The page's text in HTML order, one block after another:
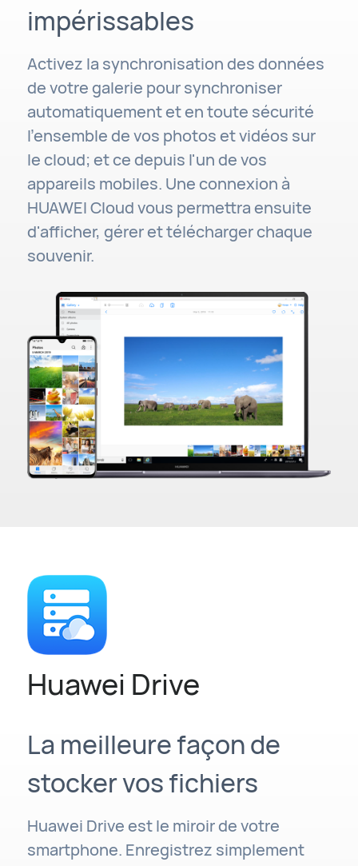
impérissables
Activez la synchronisation des données
de votre galerie pour synchroniser
automatiquement et en toute sécurité
l'ensemble de vos photos et vidéos sur
le cloud; et ce depuis l'un de vos
appareils mobiles. Une connexion à
HUAWEI Cloud vous permettra ensuite
d'afficher, gérer et télécharger chaque
souvenir.
Huawei Drive
La meilleure façon de
stocker vos fichiers
Huawei Drive est le miroir de votre
smartphone. Enregistrez simplement